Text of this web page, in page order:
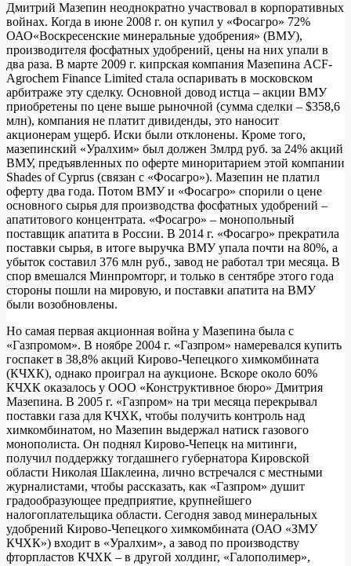
Дмитрий Мазепин неоднократно участвовал в корпоративных
войнах. Когда в июне 2008 г. он купил у «Фосагро» 72%
ОАО«Воскресенские минеральные удобрения» (ВМУ),
производителя фосфатных удобрений, цены на них упали в
два раза. В марте 2009 г. кипрская компания Мазепина ACF-
Agrochem Finance Limited стала оспаривать в московском
арбитраже эту сделку. Основной довод истца – акции ВМУ
приобретены по цене выше рыночной (сумма сделки – $358,6
млн), компания не платит дивиденды, это наносит
акционерам ущерб. Иски были отклонены. Кроме того,
мазепинский «Уралхим» был должен 3млрд руб. за 24% акций
ВМУ, предъявленных по оферте миноритарием этой компании
Shades of Cyprus (связан с «Фосагро»). Мазепин не платил
оферту два года. Потом ВМУ и «Фосагро» спорили о цене
основного сырья для производства фосфатных удобрений –
апатитового концентрата. «Фосагро» – монопольный
поставщик апатита в России. В 2014 г. «Фосагро» прекратила
поставки сырья, в итоге выручка ВМУ упала почти на 80%, а
убыток составил 376 млн руб., завод не работал три месяца. В
спор вмешался Минпромторг, и только в сентябре этого года
стороны пошли на мировую, и поставки апатита на ВМУ
были возобновлены.
Но самая первая акционная война у Мазепина была с
«Газпромом». В ноябре 2004 г. «Газпром» намеревался купить
госпакет в 38,8% акций Кирово-Чепецкого химкомбината
(КЧХК), однако проиграл на аукционе. Вскоре около 60%
КЧХК оказалось у ООО «Конструктивное бюро» Дмитрия
Мазепина. В 2005 г. «Газпром» на три месяца перекрывал
поставки газа для КЧХК, чтобы получить контроль над
химкомбинатом, но Мазепин выдержал натиск газового
монополиста. Он поднял Кирово‑Чепецк на митинги,
получил поддержку тогдашнего губернатора Кировской
области Николая Шаклеина, лично встречался с местными
журналистами, чтобы рассказать, как «Газпром» душит
градообразующее предприятие, крупнейшего
налогоплательщика области. Сегодня завод минеральных
удобрений Кирово-Чепецкого химкомбината (ОАО «ЗМУ
КЧХК») входит в «Уралхим», а завод по производству
фторпластов КЧХК – в другой холдинг, «Галополимер»,